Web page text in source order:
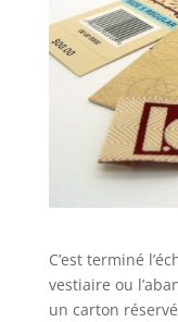
C’est terminé
vestiaire ou
un carton